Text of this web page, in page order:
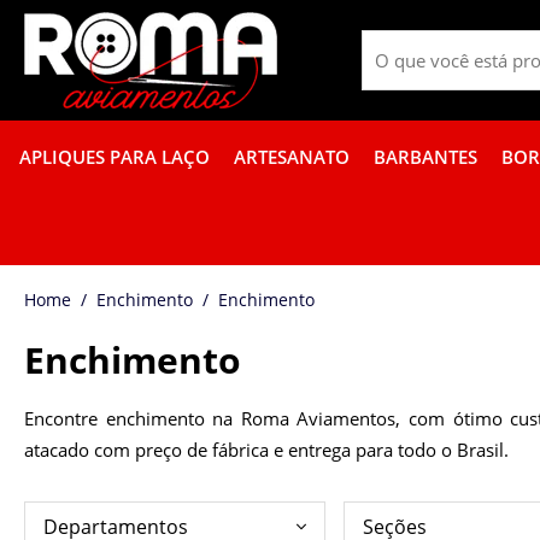
APLIQUES PARA LAÇO ARTESANATO BARBANTES
Enchimento Enchimento
Enchimento
Encontre enchimento na Roma Aviamentos, com ótimo
atacado com preço de fábrica e entrega para todo o Brasil.